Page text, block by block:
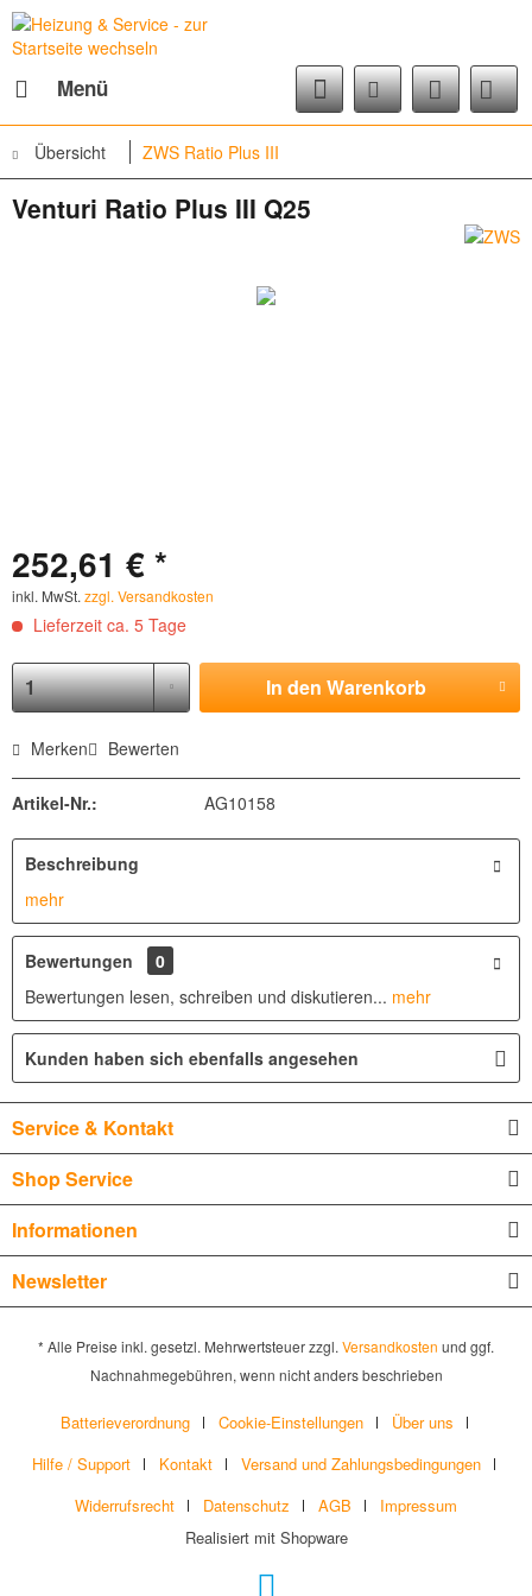
Menü
Übersicht ZWS Ratio Plus III
Venturi Ratio Plus III Q25
252,61 € *
inkl. MwSt. zzgl. Versandkosten
Lieferzeit ca. 5 Tage
In denWarenkorb
Merken Bewerten
Artikel-Nr.: AG10158
Beschreibung
mehr
Bewertungen
0
Bewertungen lesen, schreiben und diskutieren... mehr
Kunden haben sich ebenfalls angesehen
Service & Kontakt
Shop Service
Informationen
Newsletter
* Alle Preise inkl. gesetzl. Mehrwertsteuer zzgl. Versandkosten und ggf.
Nachnahmegebühren, wenn nicht anders beschrieben
Batterieverordnung Cookie-Einstellungen
Über uns
Hilfe / Support
Kontakt
Versand und Zahlungsbedingungen
Widerrufsrecht
Datenschutz AGB
Impressum
Realisiert mit Shopware